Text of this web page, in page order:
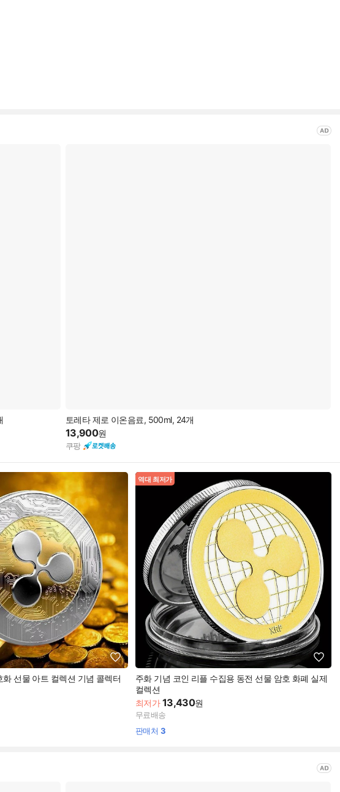
토레타 제로 이온음료, 500ml, 24개
13,900원
쿠팡
화 선물 아트 컬렉션 기념 콜렉터
역대 최저가
주화 기념 코인 리플 수집용 동전 선물 암호 화폐 실제
컬렉션
최저가 13,430원
무료배송
판매처 3